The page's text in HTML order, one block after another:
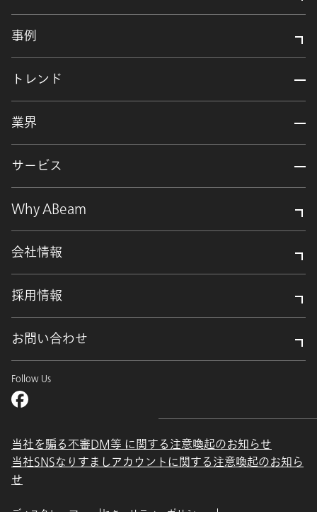
事例
トレンド
業界
サービス
Why ABeam
会社情報
採用情報
お問い合わせ
Follow Us
当社を騙る不審DM等 に関する注意喚起のお知らせ
当社SNSなりすましアカウントに関する注意喚起のお知ら
せ